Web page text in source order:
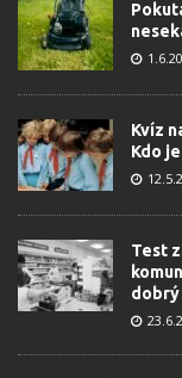
Kvíz
Kdo
Test
dobrý